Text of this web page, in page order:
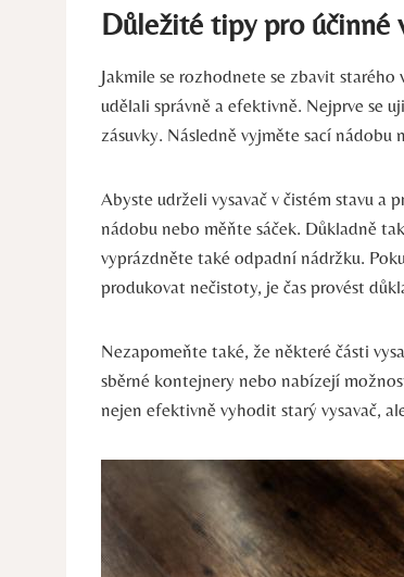
Důležité tipy pro účinné
Jakmile se rozhodnete se zbavit
udělali správně a efektivně. Nejprve se
zásuvky. Následně vyjměte sací nádobu
Abyste udrželi vysavač v čistém stavu
nádobu nebo měňte sáček. Důkladně
vyprázdněte také odpadní nádržku.
produkovat nečistoty, je čas provést
Nezapomeňte také, že některé části
sběrné kontejnery nebo nabízejí
nejen efektivně vyhodit starý vysavač,